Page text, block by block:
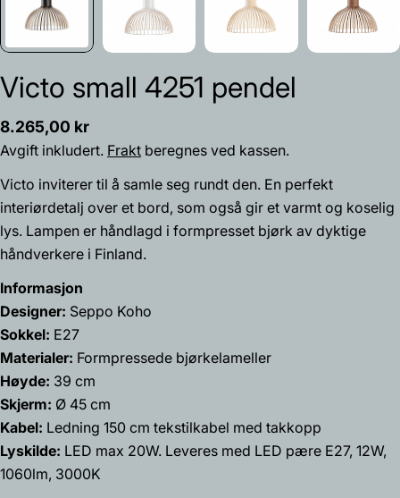
Victo small 4251 pendel
Vanlig
pris
8.265,00 kr
Avgift inkludert. Frakt beregnes ved kassen.
Victo inviterer til å samle seg rundt den. En perfekt
interiørdetalj over et bord, som også gir et varmt og koselig
lys. Lampen er håndlagd i formpresset bjørk av dyktige
håndverkere i Finland.
Informasjon
Designer: Seppo Koho
Sokkel: E27
Materialer: Formpressede bjørkelameller
Høyde: 39 cm
Skjerm: Ø 45 cm
Kabel: Ledning 150 cm tekstilkabel med takkopp
Lyskilde: LED max 20W. Leveres med LED pære E27, 12W,
1060lm, 3000K
Del dette produktet
Dele
Del
på
Facebook
Del
på
X
Fest
på
Spør et spørsmål
ditt
Din
epost
Din
telefon
beskjed